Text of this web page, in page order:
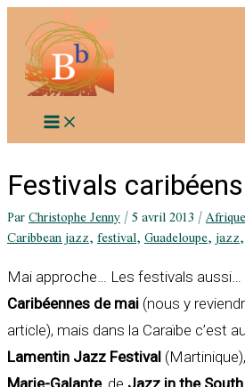
contenu
Festivals
ParChristophe Jenny/5 avril 2013/Afrique
Caribbean jazz,festival,Guadeloupe,jazz,
Mai approche… Les festivals aussi…
Caribéennes de mai (nous y
article), mais dans la Caraïbe c’est
Lamentin Jazz Festival
Marie-Galante, de Jazz in the South